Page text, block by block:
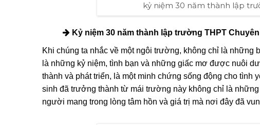
kỷ niệm 30 năm thành lập
Kỷ niệm 30 năm thành lập trường THPT
Khi chúng ta nhắc về một ngôi trường, không chỉ là
là những kỷ niệm, tình bạn và những giấc mơ được nuôi
thành và phát triển, là một minh chứng sống động cho
sinh đã trưởng thành từ mái trường này không chỉ là
người mang trong lòng tâm hồn và giá trị mà nơi đây đã